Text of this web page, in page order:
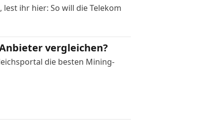
lest ihr hier: So will die Telekom
vergleichen?
die besten Mining-